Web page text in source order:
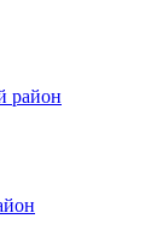
район